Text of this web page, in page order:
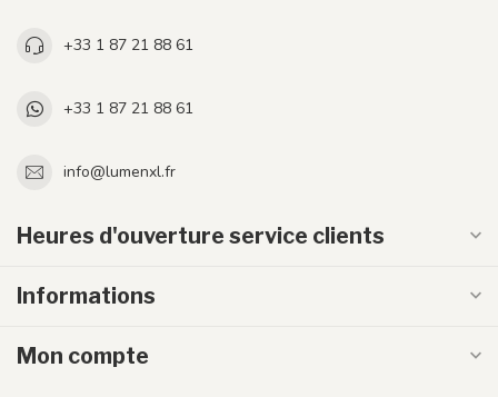
+33 1 87 21 88 61
+33 1 87 21 88 61
info@lumenxl.fr
Heures d'ouverture service clients
Informations
Mon compte